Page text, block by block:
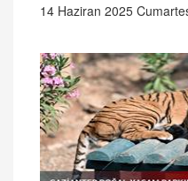
14 Haziran 2025